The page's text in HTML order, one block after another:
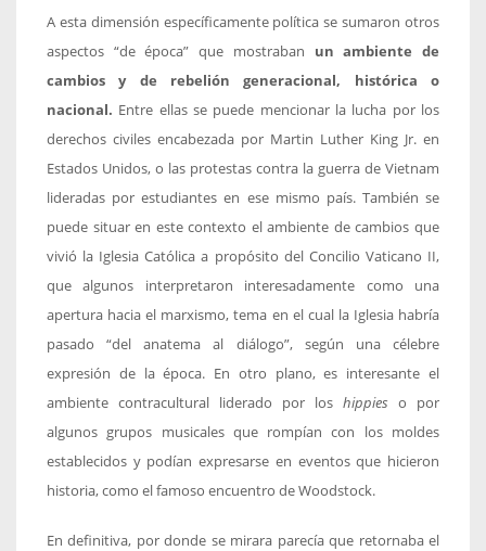
A esta dimensión específicamente política se sumaron otros
aspectos “de época” que mostraban un ambiente de
cambios y de rebelión generacional, histórica o
nacional. Entre ellas se puede mencionar la lucha por los
derechos civiles encabezada por Martin Luther King Jr. en
Estados Unidos, o las protestas contra la guerra de Vietnam
lideradas por estudiantes en ese mismo país. También se
puede situar en este contexto el ambiente de cambios que
vivió la Iglesia Católica a propósito del Concilio Vaticano II,
que algunos interpretaron interesadamente como una
apertura hacia el marxismo, tema en el cual la Iglesia habría
pasado “del anatema al diálogo”, según una célebre
expresión de la época. En otro plano, es interesante el
ambiente contracultural liderado por los hippies o por
algunos grupos musicales que rompían con los moldes
establecidos y podían expresarse en eventos que hicieron
historia, como el famoso encuentro de Woodstock.
En definitiva, por donde se mirara parecía que retornaba el